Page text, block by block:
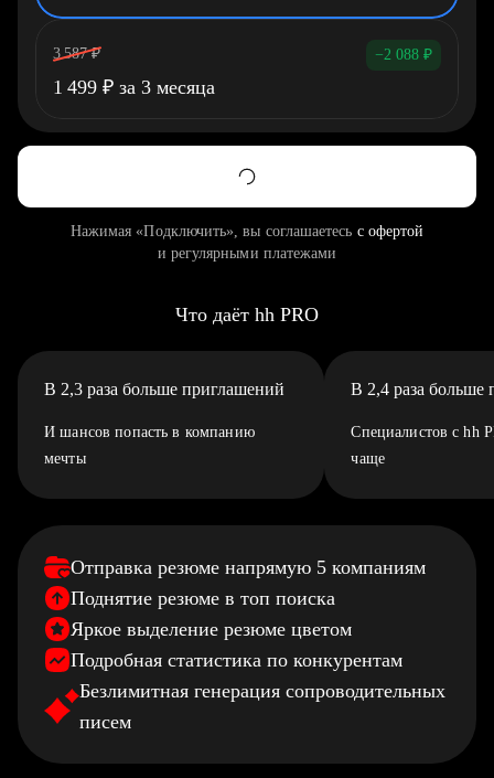
3 587 ₽ −2 088 ₽
1 499 ₽ за 3 месяца
Нажимая «Подключить», вы соглашаетесь с офертой
и регулярными платежами
Что даёт hh PRO
В 2,3 раза больше приглашений
И шансов попасть в компанию
мечты
В 2,4 раза больше
Специалистов с hh
чаще
Отправка резюме напрямую 5 компаниям
Поднятие резюме в топ поиска
Яркое выделение резюме цветом
Подробная статистика по конкурентам
Безлимитная генерация сопроводительных
писем